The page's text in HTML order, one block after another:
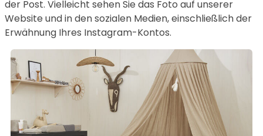
der Post. Vielleicht sehen Sie das Foto auf unserer
Website und in den sozialen Medien, einschließlich der
Erwähnung Ihres Instagram-Kontos.